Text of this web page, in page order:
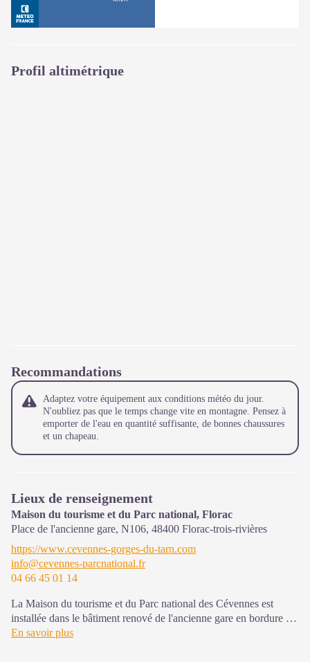
Profil altimétrique
Recommandations
Adaptez votre équipement aux conditions météo du jour.
N'oubliez pas que le temps change vite en montagne. Pensez à
emporter de l'eau en quantité suffisante, de bonnes chaussures
et un chapeau.
Lieux de renseignement
Maison du tourisme et du Parc national, Florac
Place de l'ancienne gare, N106, 48400 Florac-trois-rivières
https://www.cevennes-gorges-du-tarn.com
info@cevennes-parcnational.fr
04 66 45 01 14
La Maison du tourisme et du Parc national des Cévennes est
installée dans le bâtiment renové de l'ancienne gare en bordure de
la N106. C'est un espace , d’accueil, d'information et de
En savoir plus